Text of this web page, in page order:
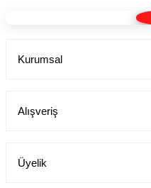
Kurumsal
Alışveriş
Üyelik